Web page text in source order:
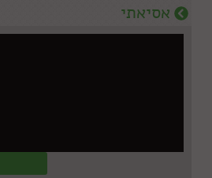
אסיאתי